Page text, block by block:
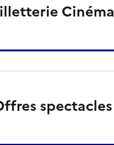
Cinéma
spectacles